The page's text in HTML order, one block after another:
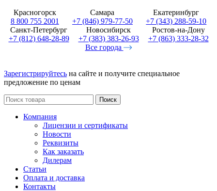
Красногорск
8 800 755 2001
Самара
+7 (846) 979-77-50
Екатеринбург
+7 (343) 288-59-10
Санкт-Петербург
+7 (812) 648-28-89
Новосибирск
+7 (383) 383-26-93
Ростов-на-Дону
+7 (863) 333-28-32
Все города
Зарегистрируйтесь на сайте и получите специальное
предложение по ценам
Поиск
Компания
Лицензии и сертификаты
Новости
Реквизиты
Как заказать
Дилерам
Статьи
Оплата и доставка
Контакты